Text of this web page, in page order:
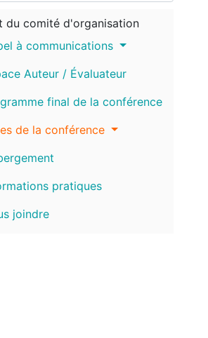
du comité d'organisation
à communications
Auteur / Évaluateur
final de la conférence
de la conférence
pratiques
joindre